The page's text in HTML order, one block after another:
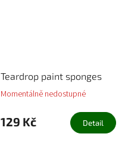
Teardrop paint sponges
Momentálně nedostupné
129 Kč Detail